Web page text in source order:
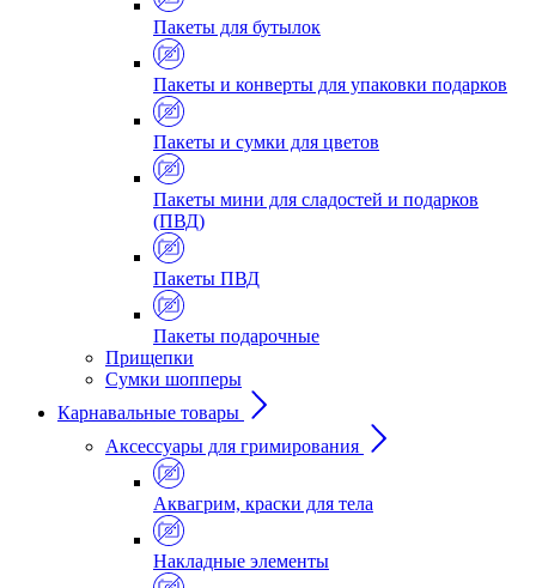
Пакеты для бутылок
Пакеты и конверты для упаковки подарков
Пакеты и сумки для цветов
Пакеты мини для сладостей и подарков
(ПВД)
Пакеты ПВД
Пакеты подарочные
Прищепки
Сумки шопперы
Карнавальные товары
Аксессуары для гримирования
Аквагрим, краски для тела
Накладные элементы